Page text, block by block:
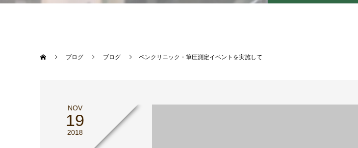
ブログ ブログ ペンクリニック・筆圧測定イベントを実施して
NOV
19
2018